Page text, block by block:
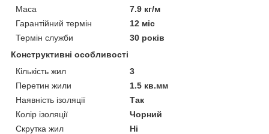
Маса
7.9 кг/м
Гарантійний термін
12 міс
Термін служби
30 років
Конструктивні особливості
Кількість жил
3
Перетин жили
1.5 кв.мм
Наявність ізоляції
Так
Колір ізоляції
Чорний
Скрутка жил
Ні